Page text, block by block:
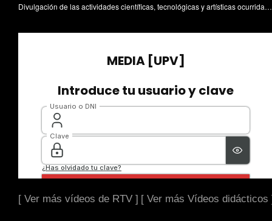
Divulgación de las actividades científicas, tecnológicas y artísticas ocurridas en los tres campus de la UPV
[ Ver más vídeos de RTV ] [ Ver más Vídeos didácticos